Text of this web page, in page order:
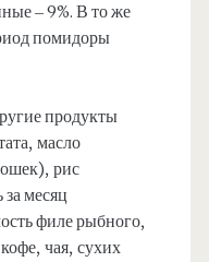
– 9%. В то же
помидоры
продукты
масло
рис
месяц
филе рыбного,
чая, сухих